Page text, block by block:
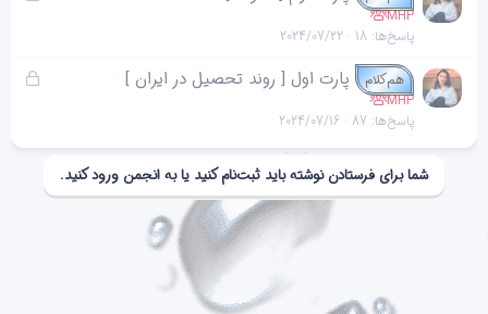
د
MHP
پاسخ‌ها 18
2024/07/22
ق
ش
هم‌کلام پارت اول [ روند تحصیل در ایران ]
MHP
پاسخ‌ها 87
2024/07/16
شما برای فرستادن نوشته باید ثبت‌نام کنید یا به انجمن ورود کنید.